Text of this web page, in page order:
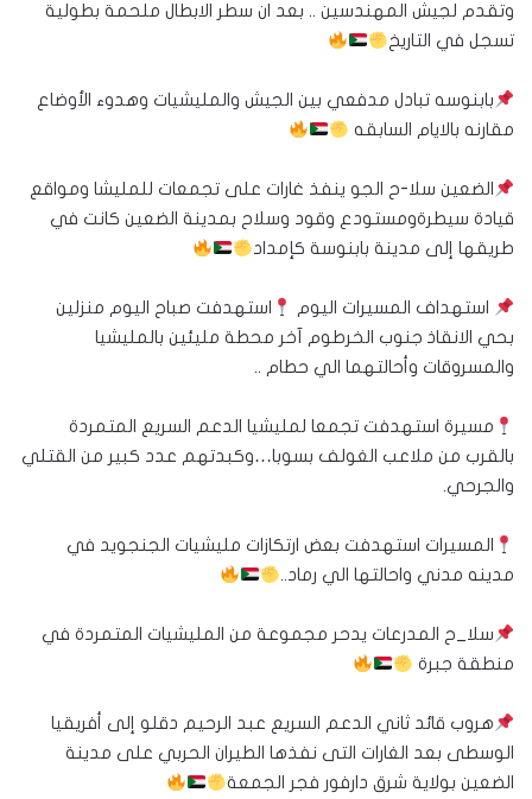
وتقدم لجيش المهندسين .. بعد ان سطر الابطال ملحمة بطولية
تسجل في التاريخ
بابنوسه تبادل مدفعي بين الجيش والمليشيات وهدوء الأوضاع
مقارنه بالايام السابقه
الضعين سلا-ح الجو ينفذ غارات على تجمعات للمليشا ومواقع
قيادة سيطرةومستودع وقود وسلاح بمدينة الضعين كانت في
طريقها إلى مدينة بابنوسة كإمداد
استهداف المسيرات اليوم
استهدفت صباح اليوم منزلين
بحي الانقاذ جنوب الخرطوم آخر محطة مليئين بالمليشيا
والمسروقات وأحالتهما الي حطام ..
مسيرة استهدفت تجمعا لمليشيا الدعم السريع المتمردة
بالقرب من ملاعب الغولف بسوبا…وكبدتهم عدد كبير من القتلي
والجرحي.
المسيرات استهدفت بعض ارتكازات مليشيات الجنجويد في
مدينه مدني واحالتها الي رماد..
سلا_ح المدرعات يدحر مجموعة من المليشيات المتمردة في
منطقة جبرة
هروب قائد ثاني الدعم السريع عبد الرحيم دقلو إلى أفريقيا
الوسطى بعد الغارات التى نفذها الطيران الحربي على مدينة
الضعين بولاية شرق دارفور فجر الجمعة